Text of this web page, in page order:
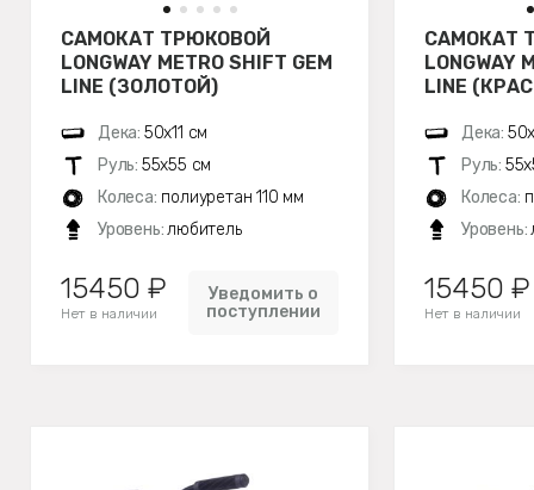
САМОКАТ ТРЮКОВОЙ
LONGWAY METRO SHIFT GEM
LINE (ЗОЛОТОЙ)
Дека: 50х11 см
Руль: 55х55 см
Колеса: полиуретан 110 мм
Уровень:любитель
15450 ₽
Нет в наличии
Уведомить о
поступлении
САМОКАТ
LONGWAY
LINE
Дека:
Руль:
Колеса:
Уровень:
15450 ₽
Нет в наличии